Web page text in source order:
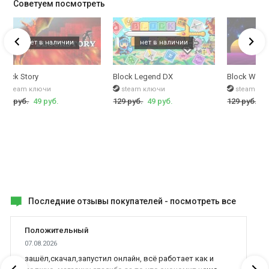
Советуем посмотреть
Story
steam ключи
руб. 49 руб.
Block Legend DX
steam ключи
129 руб. 49 руб.
Block Wave
steam
129 руб.
Последние отзывы покупателей - посмотреть все
Положительный
07.08.2026
зашёл,скачал,запустил онлайн, всё работает как и